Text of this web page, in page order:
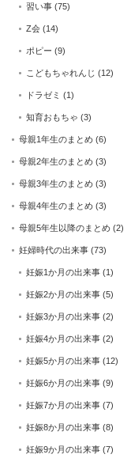
習い事 (75)
Z会 (14)
ポピー (9)
こどもちゃれんじ (12)
ドラゼミ (1)
知育おもちゃ (3)
母親1年生のまとめ (6)
母親2年生のまとめ (3)
母親3年生のまとめ (3)
母親4年生のまとめ (3)
母親5年生以降のまとめ (2)
妊婦時代の出来事 (73)
妊娠1か月の出来事 (1)
妊娠2か月の出来事 (5)
妊娠3か月の出来事 (2)
妊娠4か月の出来事 (2)
妊娠5か月の出来事 (12)
妊娠6か月の出来事 (9)
妊娠7か月の出来事 (7)
妊娠8か月の出来事 (8)
妊娠9か月の出来事 (7)